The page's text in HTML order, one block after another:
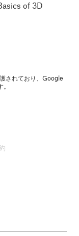
of 3D
されており、Google